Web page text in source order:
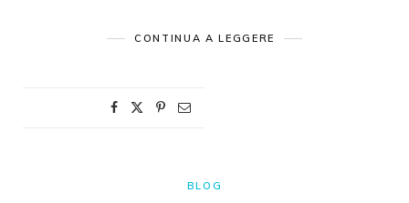
CONTINUA A LEGGERE
BLOG